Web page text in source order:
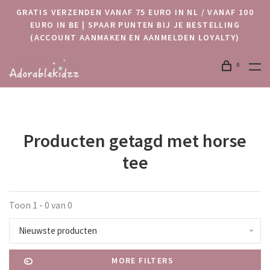
GRATIS VERZENDEN VANAF 75 EURO IN NL / VANAF 100
EURO IN BE | SPAAR PUNTEN BIJ JE BESTELLING
(ACCOUNT AANMAKEN EN AANMELDEN LOYALTY)
0
Producten getagd met horse
tee
Toon 1 - 0 van 0
Nieuwste producten
MORE FILTERS